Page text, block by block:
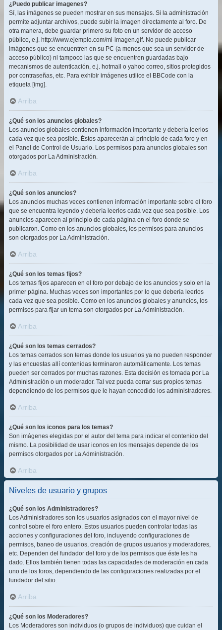
¿Puedo publicar imagenes?
Sí, las imágenes se pueden mostrar en sus mensajes. Si la administración
permite adjuntar archivos, puede subir la imagen directamente al foro. De
otra manera, debe guardar primero su foto en un servidor de acceso
público, e.j. http://www.ejemplo.com/mi-imagen.gif. No puede publicar
imágenes que se encuentren en su PC (a menos que sea un servidor de
acceso público) ni tampoco las que se encuentren guardadas bajo
mecanismos de autenticación, e.j. hotmail o yahoo correo, sitios protegidos
por contraseñas, etc. Para exhibir imágenes utilice el BBCode con la
etiqueta [img].
Arriba
¿Qué son los anuncios globales?
Los anuncios globales contienen información importante y debería leerlos
cada vez que sea posible. Éstos aparecerán al principio de cada foro y en
el Panel de Control de Usuario. Los permisos para anuncios globales son
otorgados por La Administración.
Arriba
¿Qué son los anuncios?
Los anuncios muchas veces contienen información importante sobre el foro
que se encuentra leyendo y debería leerlos cada vez que sea posible. Los
anuncios aparecen al principio de cada página en el foro donde se
publicaron. Como en los anuncios globales, los permisos para anuncios
son otorgados por La Administración.
Arriba
¿Qué son los temas fijos?
Los temas fijos aparecen en el foro por debajo de los anuncios y solo en la
primer página. Muchas veces son importantes por lo que debería leerlos
cada vez que sea posible. Como en los anuncios globales y anuncios, los
permisos para fijar un tema son otorgados por La Administración.
Arriba
¿Qué son los temas cerrados?
Los temas cerrados son temas donde los usuarios ya no pueden responder
y las encuestas allí contenidas terminaron automáticamente. Los temas
pueden ser cerrados por muchas razones. Esta decisión es tomada por La
Administración o un moderador. Tal vez pueda cerrar sus propios temas
dependiendo de los permisos que le hayan concedido los administradores.
Arriba
¿Qué son los iconos para los temas?
Son imágenes elegidas por el autor del tema para indicar el contenido del
mismo. La posibilidad de usar iconos en los mensajes depende de los
permisos otorgados por La Administración.
Arriba
Niveles de usuario y grupos
¿Qué son los Administradores?
Los Administradores son los usuarios asignados con el mayor nivel de
control sobre el foro entero. Estos usuarios pueden controlar todas las
acciones y configuraciones del foro, incluyendo configuraciones de
permisos, baneo de usuarios, creación de grupos usuarios y moderadores,
etc. Dependen del fundador del foro y de los permisos que éste les ha
dado. Ellos también tienen todas las capacidades de moderación en cada
uno de los foros, dependiendo de las configuraciones realizadas por el
fundador del sitio.
Arriba
¿Qué son los Moderadores?
Los Moderadores son individuos (o grupos de individuos) que cuidan el